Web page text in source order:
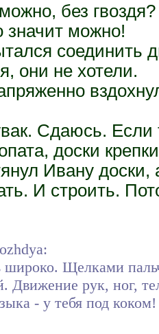
без
значит можно!
соединить
они не хотели.
Сдаюсь. Если
доски
Ивану доски,
И строить.
широко. Щелками
Движение рук, ног,
- у тебя под